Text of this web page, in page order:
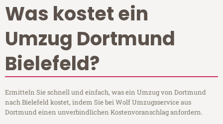
Was kostet ein
Umzug Dortmund
Bielefeld?
Ermitteln Sie schnell und einfach, was ein Umzug von Dortmund
nach Bielefeld kostet, indem Sie bei Wolf Umzugsservice aus
Dortmund einen unverbindlichen Kostenvoranschlag anfordern.